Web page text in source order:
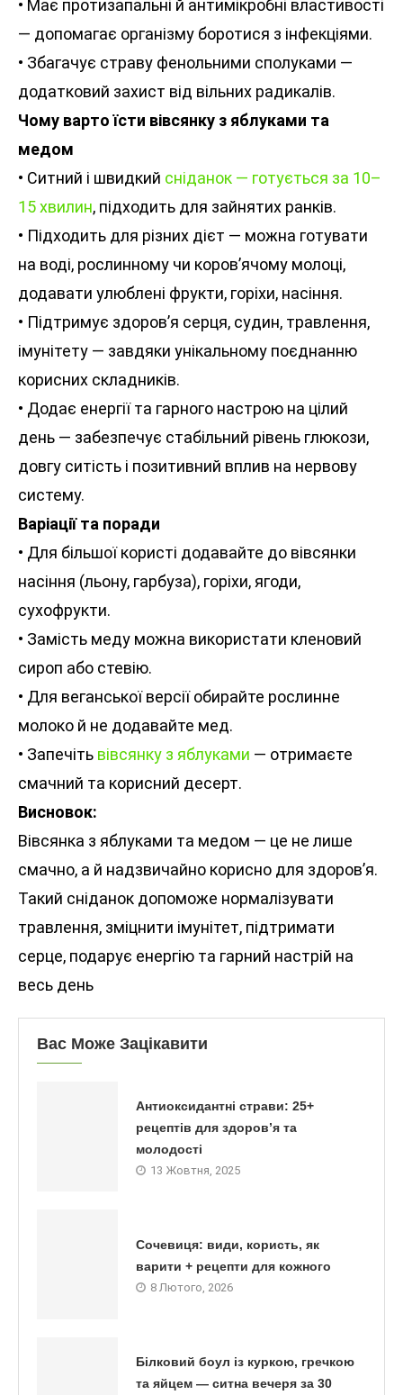
• Має протизапальні й антимікробні властивості
— допомагає організму боротися з інфекціями.
• Збагачує страву фенольними сполуками —
додатковий захист від вільних радикалів.
Чому варто їсти вівсянку з яблуками та
медом
• Ситний і швидкий сніданок — готується за 10–
15 хвилин, підходить для зайнятих ранків.
• Підходить для різних дієт — можна готувати
на воді, рослинному чи коров’ячому молоці,
додавати улюблені фрукти, горіхи, насіння.
• Підтримує здоров’я серця, судин, травлення,
імунітету — завдяки унікальному поєднанню
корисних складників.
• Додає енергії та гарного настрою на цілий
день — забезпечує стабільний рівень глюкози,
довгу ситість і позитивний вплив на нервову
систему.
Варіації та поради
• Для більшої користі додавайте до вівсянки
насіння (льону, гарбуза), горіхи, ягоди,
сухофрукти.
• Замість меду можна використати кленовий
сироп або стевію.
• Для веганської версії обирайте рослинне
молоко й не додавайте мед.
• Запечіть вівсянку з яблуками — отримаєте
смачний та корисний десерт.
Висновок:
Вівсянка з яблуками та медом — це не лише
смачно, а й надзвичайно корисно для здоров’я.
Такий сніданок допоможе нормалізувати
травлення, зміцнити імунітет, підтримати
серце, подарує енергію та гарний настрій на
весь день
Вас Може Зацікавити
Антиоксидантні страви: 25+
рецептів для здоров’я та
молодості
13 Жовтня, 2025
Сочевиця: види, користь, як
варити + рецепти для кожного
8 Лютого, 2026
Білковий боул із куркою, гречкою
та яйцем — ситна вечеря за 30